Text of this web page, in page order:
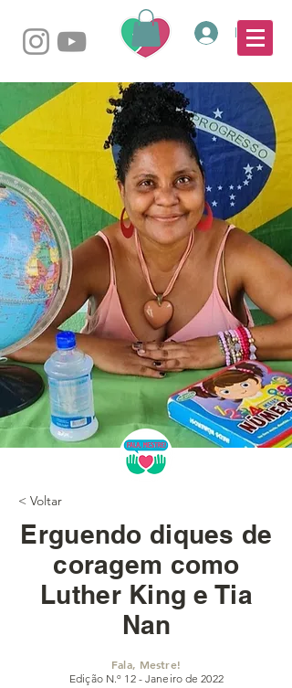
Login
< Voltar
Erguendo diques de
coragem como
Luther King e Tia
Nan
Fala, Mestre!
Edição N.º 12 - Janeiro de 2022